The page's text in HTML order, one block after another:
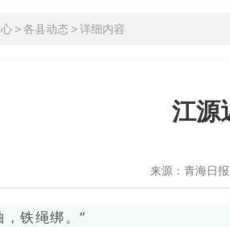
> 各县动态 >详细内容
江源
来源：青海日报
铁绳绑。”